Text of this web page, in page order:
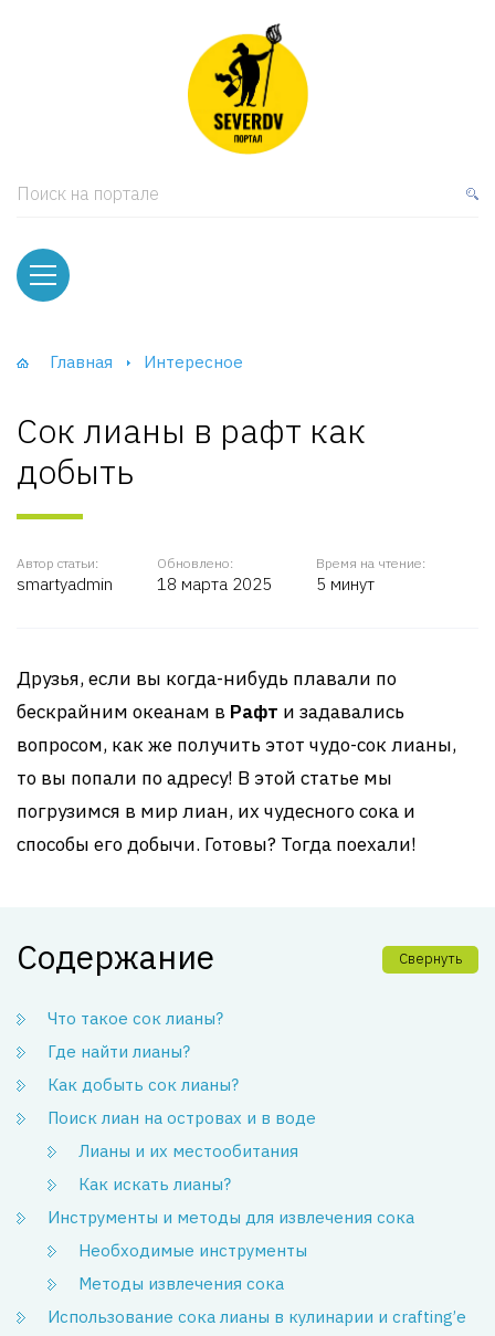
Поиск на портале
Главная Интересное
Сок лианы в рафт как
добыть
Автор статьи:
smartyadmin
Обновлено:
18 марта 2025
Время на чтение:
5 минут
Друзья, если вы когда-нибудь плавали по
бескрайним океанам в Рафт и задавались
вопросом, как же получить этот чудо-сок лианы,
то вы попали по адресу! В этой статье мы
погрузимся в мир лиан, их чудесного сока и
способы его добычи. Готовы? Тогда поехали!
Содержание Свернуть
Что такое сок лианы?
Где найти лианы?
Как добыть сок лианы?
Поиск лиан на островах и в воде
Лианы и их местообитания
Как искать лианы?
Инструменты и методы для извлечения сока
Необходимые инструменты
Методы извлечения сока
Использование сока лианы в кулинарии и crafting’е
и тумбы